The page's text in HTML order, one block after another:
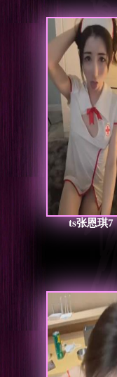
ts张恩琪7